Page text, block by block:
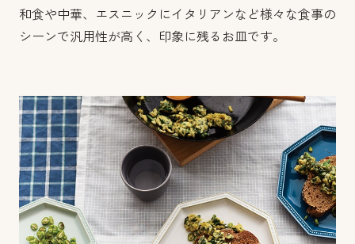
和食や中華、エスニックにイタリアンなど様々な食事の
シーンで汎用性が高く、印象に残るお皿です。